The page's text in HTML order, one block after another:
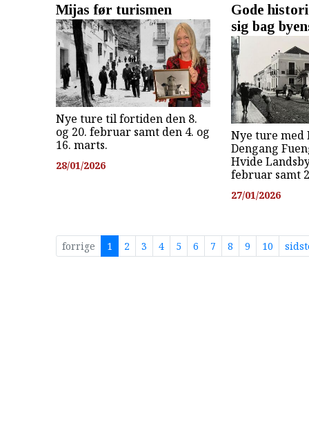
Mijas før turismen
Nye ture til fortiden den 8.
og 20. februar samt den 4. og
16. marts.
28/01/2026
Gode
sig bag
Nye ture med
Dengang
Hvide
februar samt
27/01/2026
forrige 1 2 3 4 5 6 7 8 9 10